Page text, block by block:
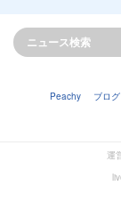
Peachy ブログ
運